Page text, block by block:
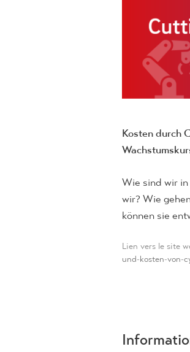
Kosten durch
Wie sind wir
wir? Wie
können sie
Lien vers le site
und-kosten-von-